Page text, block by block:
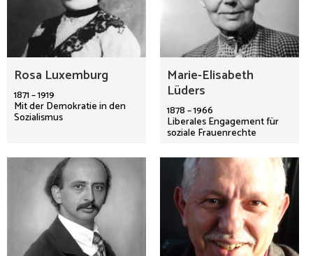
Rosa Luxemburg
1871 – 1919
Mit der Demokratie in den
Sozialismus
Marie-Elisabeth
Lüders
1878 – 1966
Liberales Engagement für
soziale Frauenrechte